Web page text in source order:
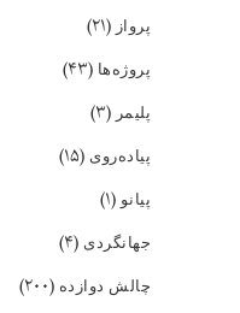
پرواز (۲۱)
پروژه‌ها (۴۳)
پلیمر (۳)
پیاده‌روی (۱۵)
پیانو(۱)
جهانگردی (۴)
چالش دوازده (۲۰۰)